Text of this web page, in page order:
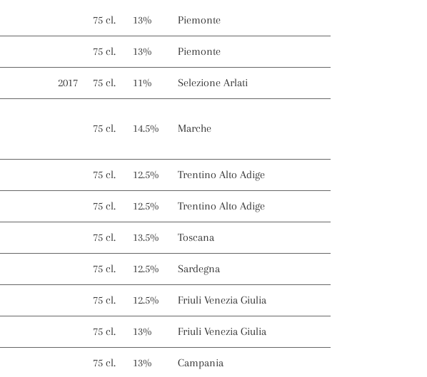
75 cl. 13% Piemonte
75 cl. 13% Piemonte
2017 75 cl. 11% Selezione Arlati
75 cl. 14.5% Marche
75 cl. 12.5% Trentino Alto Adige
75 cl. 12.5% Trentino Alto Adige
75 cl. 13.5% Toscana
75 cl. 12.5% Sardegna
75 cl. 12.5% Friuli Venezia Giulia
75 cl. 13% Friuli Venezia Giulia
75 cl. 13% Campania